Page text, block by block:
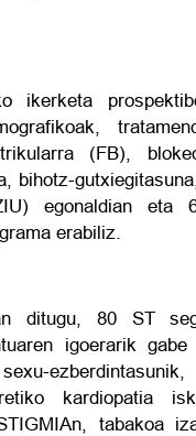
ikerketa
(FB),
bihotz-
egonaldian eta
erabiliz.
ditugu, 80 ST
igoerarik
ezberdintasunik,
kardiopatia
tabakoa